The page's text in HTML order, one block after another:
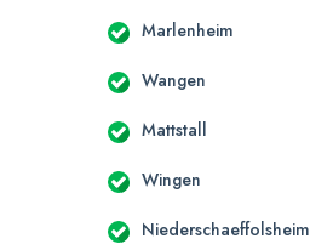
Marlenheim
Wangen
Mattstall
Wingen
Niederschaeffolsheim